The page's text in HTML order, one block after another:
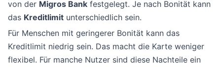
von der Migros Bank festgelegt. Je nach Bonität kann
das Kreditlimit unterschiedlich sein.
Für Menschen mit geringerer Bonität kann das
Kreditlimit niedrig sein. Das macht die Karte weniger
flexibel. Für manche Nutzer sind diese Nachteile ein